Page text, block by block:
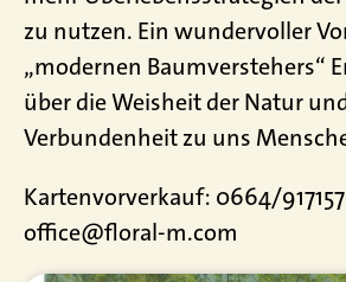
zu nutzen. Ein wundervoller
„modernen Baumverstehers“
über die Weisheit der Natur
Verbundenheit zu uns
Kartenvorverkauf: 0664/
office@floral-m.com